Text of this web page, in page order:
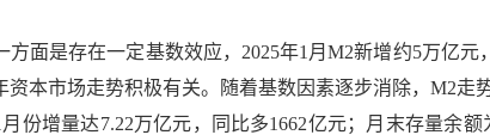
方面是存在一定基数效应，2025年1月M2新增约5万亿元
本市场走势积极有关。随着基数因素逐步消除，M2走
份增量达7.22万亿元，同比多1662亿元；月末存量余额